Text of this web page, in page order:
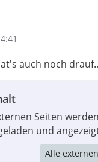
auch noch
Seiten
und
Alle